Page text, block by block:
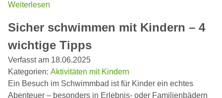
Weiterlesen
Sicher schwimmen mit Kindern – 4
wichtige Tipps
Verfasst am 18.06.2025
Kategorien: Aktivitäten mit Kindern
Ein Besuch im Schwimmbad ist für Kinder ein echtes
Abenteuer – besonders in Erlebnis- oder Familienbädern